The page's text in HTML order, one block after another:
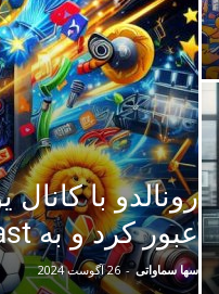
رونالدو با
عبور کرد و به Mr. Beast نزدیک شد
سها سماواتی - 26 آگوست 2024